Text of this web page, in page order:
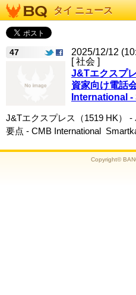
タイ ニュース
47
2025/12/12
[ 社会 ]
J&Tエクスプ
資家向け電話
International
J&Tエクスプレス（1519 HK）
要点 - CMB International
Copyright©